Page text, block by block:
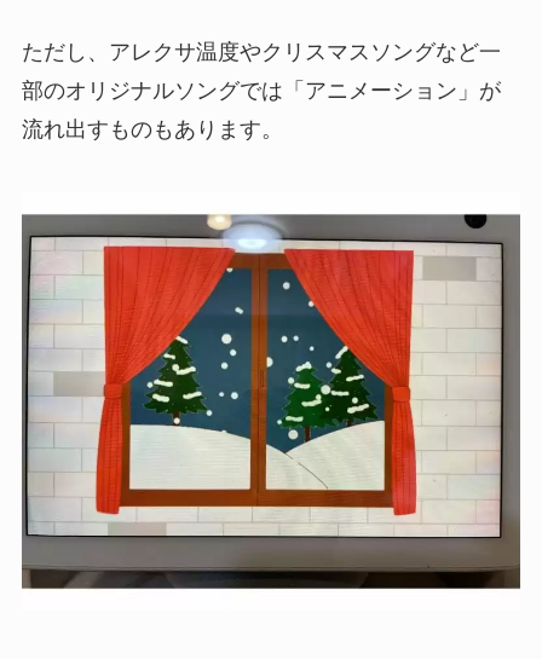
ただし、アレクサ温度やクリスマスソングなど一
部のオリジナルソングでは「アニメーション」が
流れ出すものもあります。